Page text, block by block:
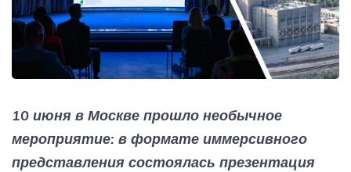
10 июня в Москве прошло необычное
мероприятие: в формате иммерсивного
представления состоялась презентация